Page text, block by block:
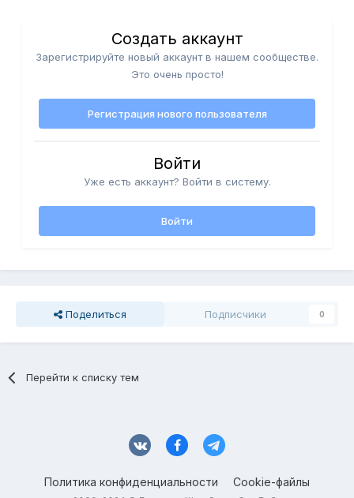
Создать аккаунт
Зарегистрируйте новый аккаунт в нашем сообществе.
Это очень просто!
Регистрация нового пользователя
Войти
Уже есть аккаунт? Войти в систему.
Войти
Поделиться Подписчики 0
Перейти к списку тем
Политика конфиденциальности Cookie-файлы